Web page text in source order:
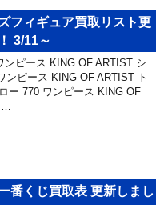
フィギュア買取リスト更
3/11～
ンピース KING OF ARTIST シ
ンピース KING OF ARTIST ト
ー 770 ワンピース KING OF
…
番くじ買取表 更新しまし